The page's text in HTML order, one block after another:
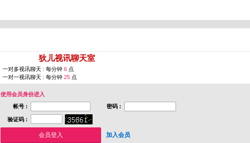
狄儿视讯聊天室
一对多视讯聊天 : 每分钟 6 点
一对一视讯聊天 : 每分钟 25 点
使用会员身份进入
帐号 :
密码 :
验证码 :
加入会员